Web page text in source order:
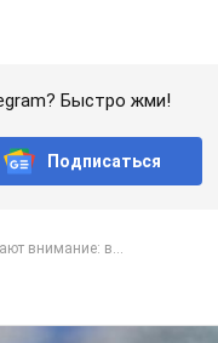
Быстро жми!
Подписаться
внимание: в...